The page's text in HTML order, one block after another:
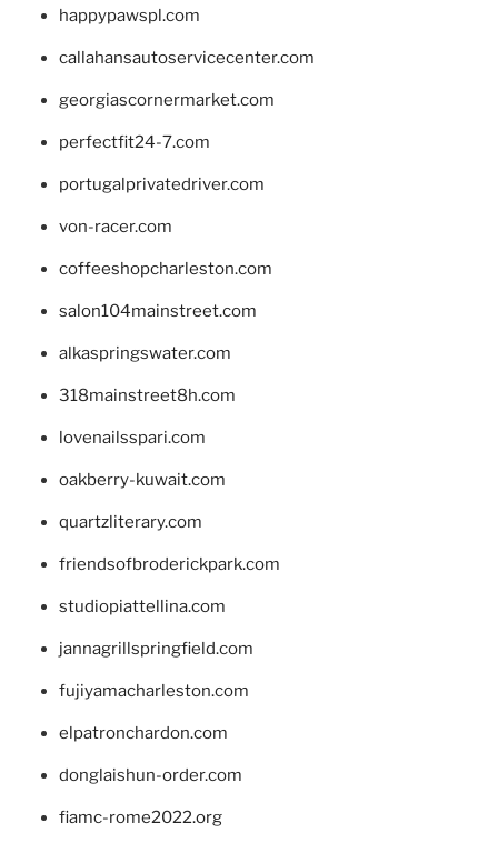
happypawspl.com
callahansautoservicecenter.com
georgiascornermarket.com
perfectfit24-7.com
portugalprivatedriver.com
von-racer.com
coffeeshopcharleston.com
salon104mainstreet.com
alkaspringswater.com
318mainstreet8h.com
lovenailsspari.com
oakberry-kuwait.com
quartzliterary.com
friendsofbroderickpark.com
studiopiattellina.com
jannagrillspringfield.com
fujiyamacharleston.com
elpatronchardon.com
donglaishun-order.com
fiamc-rome2022.org